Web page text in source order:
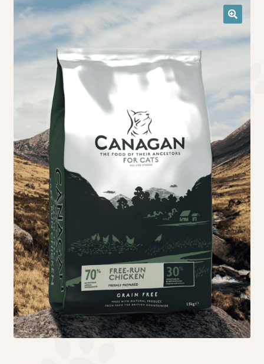
Κουνέλι
Πουλί
Κρεβατάκια
Τσάντες μεταφοράς
Επικοινωνία
Φροντίδα – Είδη Υγιεινής